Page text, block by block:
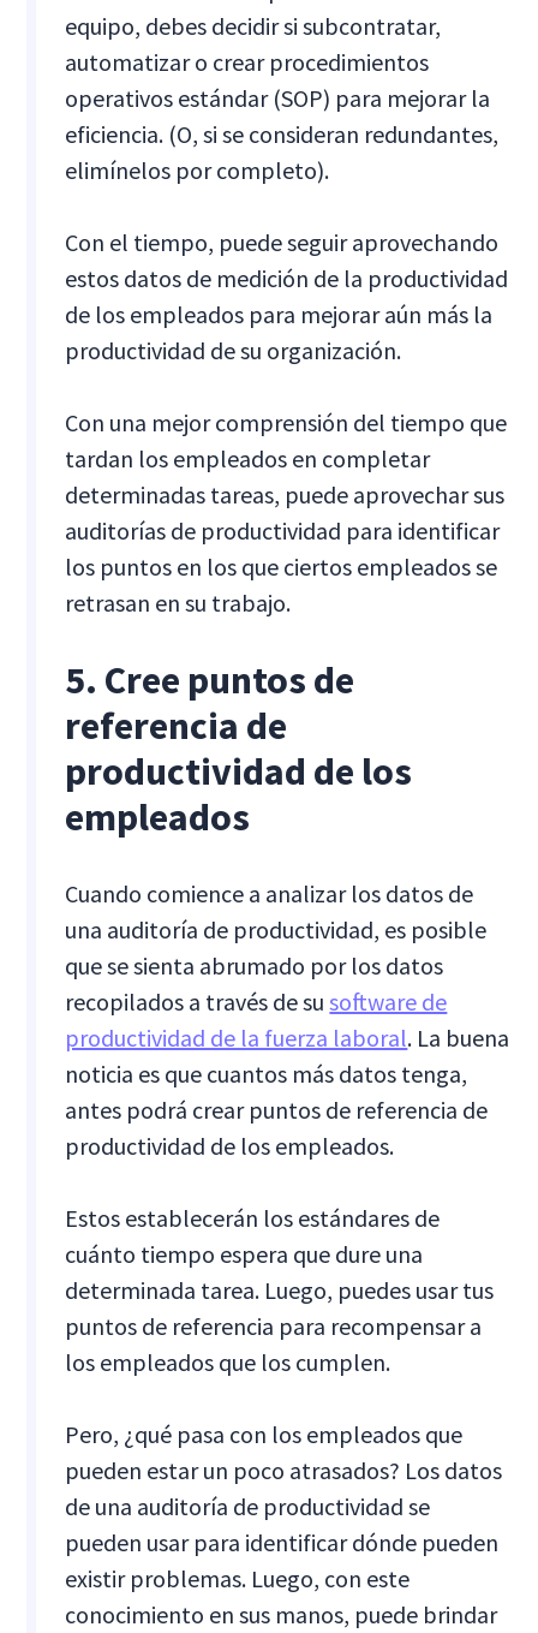
equipo, debes decidir si subcontratar,
automatizar o crear procedimientos
operativos estándar (SOP) para mejorar la
eficiencia. (O, si se consideran redundantes,
elimínelos por completo).
Con el tiempo, puede seguir aprovechando
estos datos de medición de la productividad
de los empleados para mejorar aún más la
productividad de su organización.
Con una mejor comprensión del tiempo que
tardan los empleados en completar
determinadas tareas, puede aprovechar sus
auditorías de productividad para identificar
los puntos en los que ciertos empleados se
retrasan en su trabajo.
5. Cree puntos de
referencia de
productividad de los
empleados
Cuando comience a analizar los datos de
una auditoría de productividad, es posible
que se sienta abrumado por los datos
recopilados a través de susoftware de
productividad de la fuerza laboral. La buena
noticia es que cuantos más datos tenga,
antes podrá crear puntos de referencia de
productividad de los empleados.
Estos establecerán los estándares de
cuánto tiempo espera que dure una
determinada tarea. Luego, puedes usar tus
puntos de referencia para recompensar a
los empleados que los cumplen.
Pero, ¿qué pasa con los empleados que
pueden estar un poco atrasados? Los datos
de una auditoría de productividad se
pueden usar para identificar dónde pueden
existir problemas. Luego, con este
conocimiento en sus manos, puede brindar